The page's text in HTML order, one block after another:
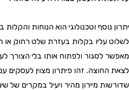
נוסף וטכנולוגי הוא הנוחות והקלות
עליו בקלות בעזרת שלט רחוק או
לסגור ולפתוח אותו בלי הצורך
זהו פיתרון מצוין לעסקים עם
מיירון מהיר ויעיל במקרים של שינויים